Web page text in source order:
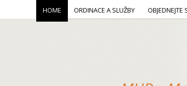
HOME ORDINACE A SLUŽBY OBJEDNEJTE